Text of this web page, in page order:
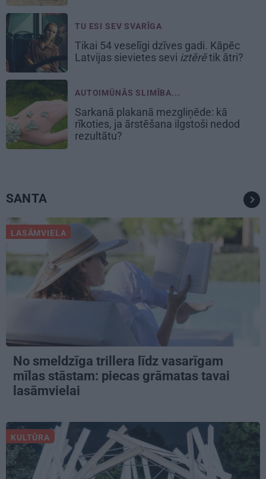
TU ESI SEV SVARĪGA
Tikai 54 veselīgi dzīves gadi. Kāpēc
Latvijas sievietes sevi iztērētik ātri?
AUTOIMŪNĀS SLIMĪBA...
Sarkanā plakanā mezgliņēde: kā
rīkoties, ja ārstēšana ilgstoši nedod
rezultātu?
SANTA
LASĀMVIELA
No smeldzīga trillera līdz vasarīgam
mīlas stāstam: piecas grāmatas tavai
lasāmvielai
KULTŪRA